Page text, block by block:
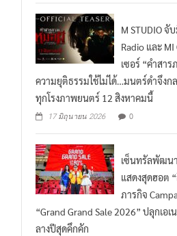
M STUDIO จั
Radio และ
เซอร์ “คำสา
ความยุติธรรมใช้ไม่ได้…มนตร์ดำจึงก
ทุกโรงภาพยนตร์ 12 สิงหาคมนี้
17 มิถุนายน 2026 0
เซ็นทรัลพัฒน
แสดงสุดฮอต
ภารกิจ
“Grand Grand Sale 2026” ปลุกเอ
ลางปีสุดคึกคัก